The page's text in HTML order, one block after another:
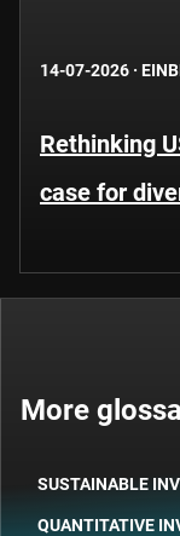
14-07-2026 ·
Rethinking
case for
More
SUSTAINABLE
QUANTITATIVE